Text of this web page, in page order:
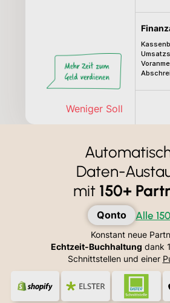
Weniger Soll
Daten-
mit 150+
Holvi Alle
Konstant neue
Echtzeit-Buchhaltung dank
Schnittstellen und einer